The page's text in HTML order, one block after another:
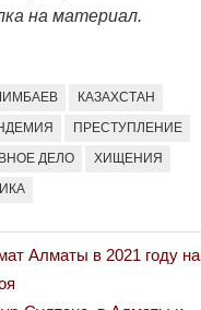
на материал.
КАЗАХСТАН
ПРЕСТУПЛЕНИЕ
ДЕЛО ХИЩЕНИЯ
Алматы в 2021 году на